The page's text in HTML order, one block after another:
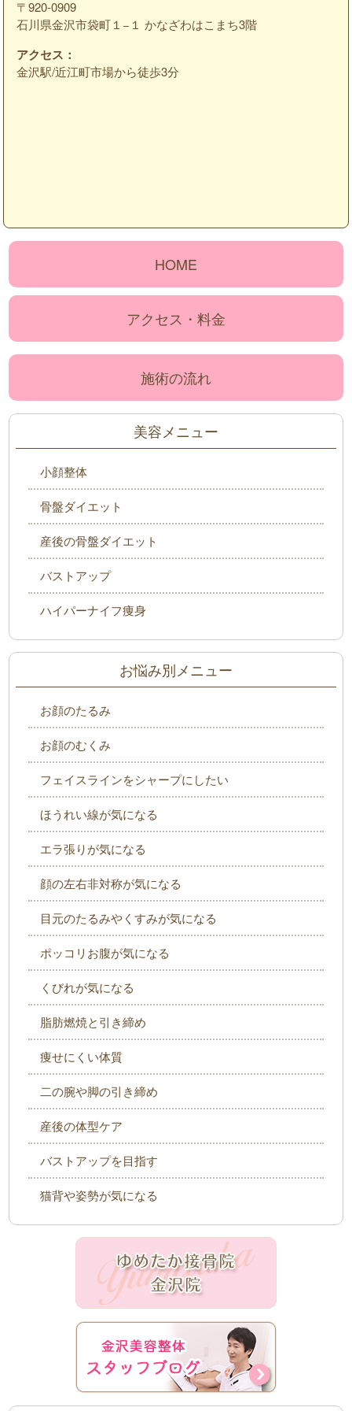
〒920-0909
石川県金沢市袋町１−１ かなざわはこまち3階
アクセス：
金沢駅/近江町市場から徒歩3分
HOME
アクセス・料金
施術の流れ
美容メニュー
小顔整体
骨盤ダイエット
産後の骨盤ダイエット
バストアップ
ハイパーナイフ痩身
お悩み別メニュー
お顔のたるみ
お顔のむくみ
フェイスラインをシャープにしたい
ほうれい線が気になる
エラ張りが気になる
顔の左右非対称が気になる
目元のたるみやくすみが気になる
ポッコリお腹が気になる
くびれが気になる
脂肪燃焼と引き締め
痩せにくい体質
二の腕や脚の引き締め
産後の体型ケア
バストアップを目指す
猫背や姿勢が気になる